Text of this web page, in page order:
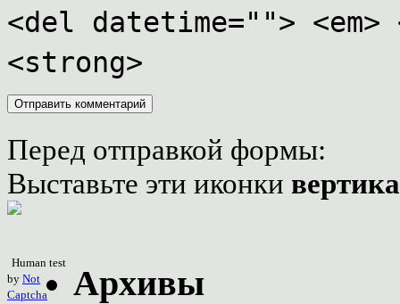
<del datetime="">
<strong>
Перед отправкой формы:
Выставьте эти иконки
Human test
by Not
Captcha
Архивы